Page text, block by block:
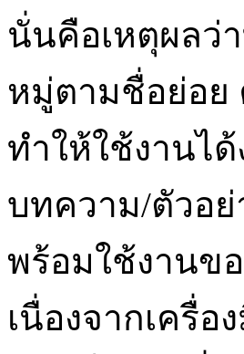
นั่นคือเหตุผลว่
หมู่ตามชื่อย่อย
ทำให้ใช้งานไ
บทความ/ตัวอ
พร้อมใช้งานข
เนื่องจากเครื่